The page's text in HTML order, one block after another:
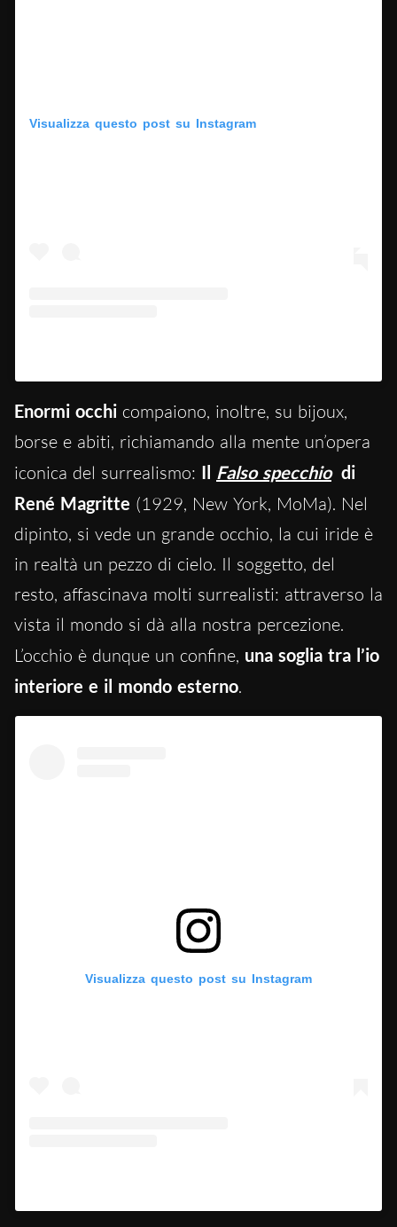
Visualizza questo post su Instagram
Enormi occhi compaiono, inoltre, su bijoux,
borse e abiti, richiamando alla mente un’opera
iconica del surrealismo: Il Falso specchio di
René Magritte (1929, New York, MoMa). Nel
dipinto, si vede un grande occhio, la cui iride è
in realtà un pezzo di cielo. Il soggetto, del
resto, affascinava molti surrealisti: attraverso la
vista il mondo si dà alla nostra percezione.
L’occhio è dunque un confine, una soglia tra l’io
interiore e il mondo esterno.
Visualizza questo post su Instagram